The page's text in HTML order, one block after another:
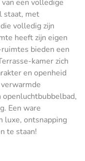
een volledige
staat, met
volledig zijn
heeft zijn eigen
bieden een
kamer zich
en openheid
openluchtbubbelbad,
Een ware
luxe, ontsnapping
te staan!